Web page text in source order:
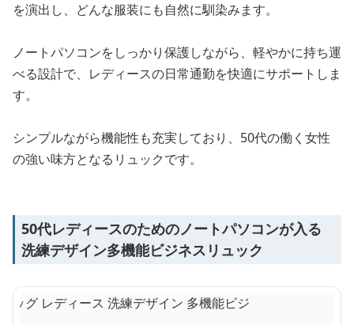
を演出し、どんな服装にも自然に馴染みます。
ノートパソコンをしっかり保護しながら、軽やかに持ち運
べる設計で、レディースの日常通勤を快適にサポートしま
す。
シンプルながら機能性も充実しており、50代の働く女性
の強い味方となるリュックです。
50代レディースのためのノートパソコンが入る
洗練デザイン多機能ビジネスリュック